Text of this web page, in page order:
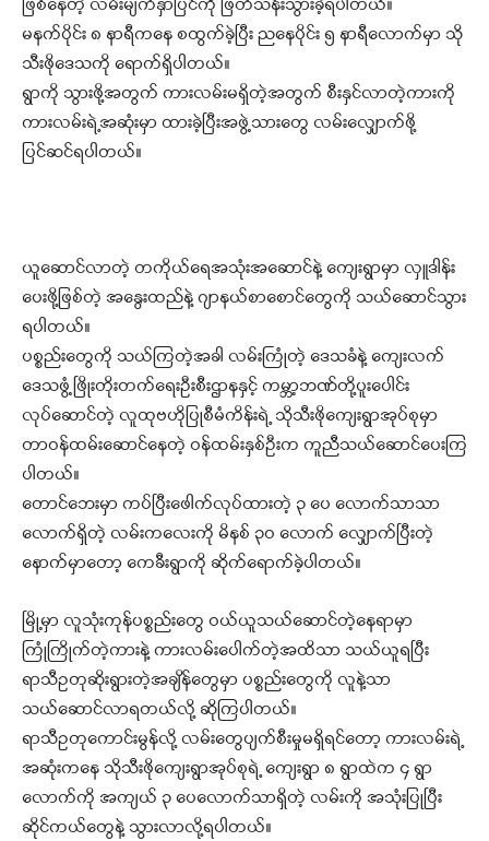
ဖြစ်နေတဲ့ လမ်းမျက်နှာပြင်ကို ဖြတ်သန်းသွားခဲ့ရပါတယ်။
မနက်ပိုင်း ၈ နာရီကနေ စထွက်ခဲ့ပြီး ညနေပိုင်း ၅ နာရီလောက်မှာ သို
သီးဖိုဒေသကို ရောက်ရှိပါတယ်။
ရွာကို သွားဖို့အတွက် ကားလမ်းမရှိတဲ့အတွက် စီးနှင်လာတဲ့ကားကို
ကားလမ်းရဲ့အဆုံးမှာ ထားခဲ့ပြီးအဖွဲ့သားတွေ လမ်းလျှောက်ဖို့
ပြင်ဆင်ရပါတယ်။
ယူဆောင်လာတဲ့ တကိုယ်ရေအသုံးအဆောင်နဲ့ ကျေးရွာမှာ လှူဒါန်း
ပေးဖို့ဖြစ်တဲ့ အနွေးထည်နဲ့ ဂျာနယ်စာစောင်တွေကို သယ်ဆောင်သွား
ရပါတယ်။
ပစ္စည်းတွေကို သယ်ကြတဲ့အခါ လမ်းကြုံတဲ့ ဒေသခံနဲ့ ကျေးလက်
ဒေသဖွံ့ဖြိုးတိုးတက်ရေးဦးစီးဌာနနှင့် ကမ္ဘာ့ဘဏ်တို့ပူးပေါင်း
လုပ်ဆောင်တဲ့ လူထုဗဟိုပြုစီမံကိန်းရဲ့ သိုသီးဖိုကျေးရွာအုပ်စုမှာ
တာဝန်ထမ်းဆောင်နေတဲ့ ဝန်ထမ်းနှစ်ဦးက ကူညီသယ်ဆောင်ပေးကြ
ပါတယ်။
တောင်ဘေးမှာ ကပ်ပြီးဖေါက်လုပ်ထားတဲ့ ၃ ပေ လောက်သာသာ
လောက်ရှိတဲ့ လမ်းကလေးကို မိနစ် ၃ဝ လောက် လျှောက်ပြီးတဲ့
နောက်မှာတော့ ကေခီးရွာကို ဆိုက်ရောက်ခဲ့ပါတယ်။
မြို့မှာ လူသုံးကုန်ပစ္စည်းတွေ ဝယ်ယူသယ်ဆောင်တဲ့နေရာမှာ
ကြုံကြိုက်တဲ့ကားနဲ့ ကားလမ်းပေါက်တဲ့အထိသာ သယ်ယူရပြီး
ရာသီဥတုဆိုးရွားတဲ့အချိန်တွေမှာ ပစ္စည်းတွေကို လူနဲ့သာ
သယ်ဆောင်လာရတယ်လို့ ဆိုကြပါတယ်။
ရာသီဥတုကောင်းမွန်လို့ လမ်းတွေပျက်စီးမှုမရှိရင်တော့ ကားလမ်းရဲ့
အဆုံးကနေ သိုသီးဖိုကျေးရွာအုပ်စုရဲ့ ကျေးရွာ ၈ ရွာထဲက ၄ ရွာ
လောက်ကို အကျယ် ၃ ပေလောက်သာရှိတဲ့ လမ်းကို အသုံးပြုပြီး
ဆိုင်ကယ်တွေနဲ့ သွားလာလို့ရပါတယ်။